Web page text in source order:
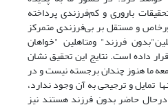
باروری و کم‌فرزندی پرداخته
و مستقل بر بی‌فرزندی متمرکز
فرزند" ومتاهلین "خواهان
داده است. نتایج این تحقیق نشان
ما هنوز چندان برجسته نیست و در
تمایل و ترجیحی به آن وجود ندارد،
حاضر بدون فرزند هستند نیز